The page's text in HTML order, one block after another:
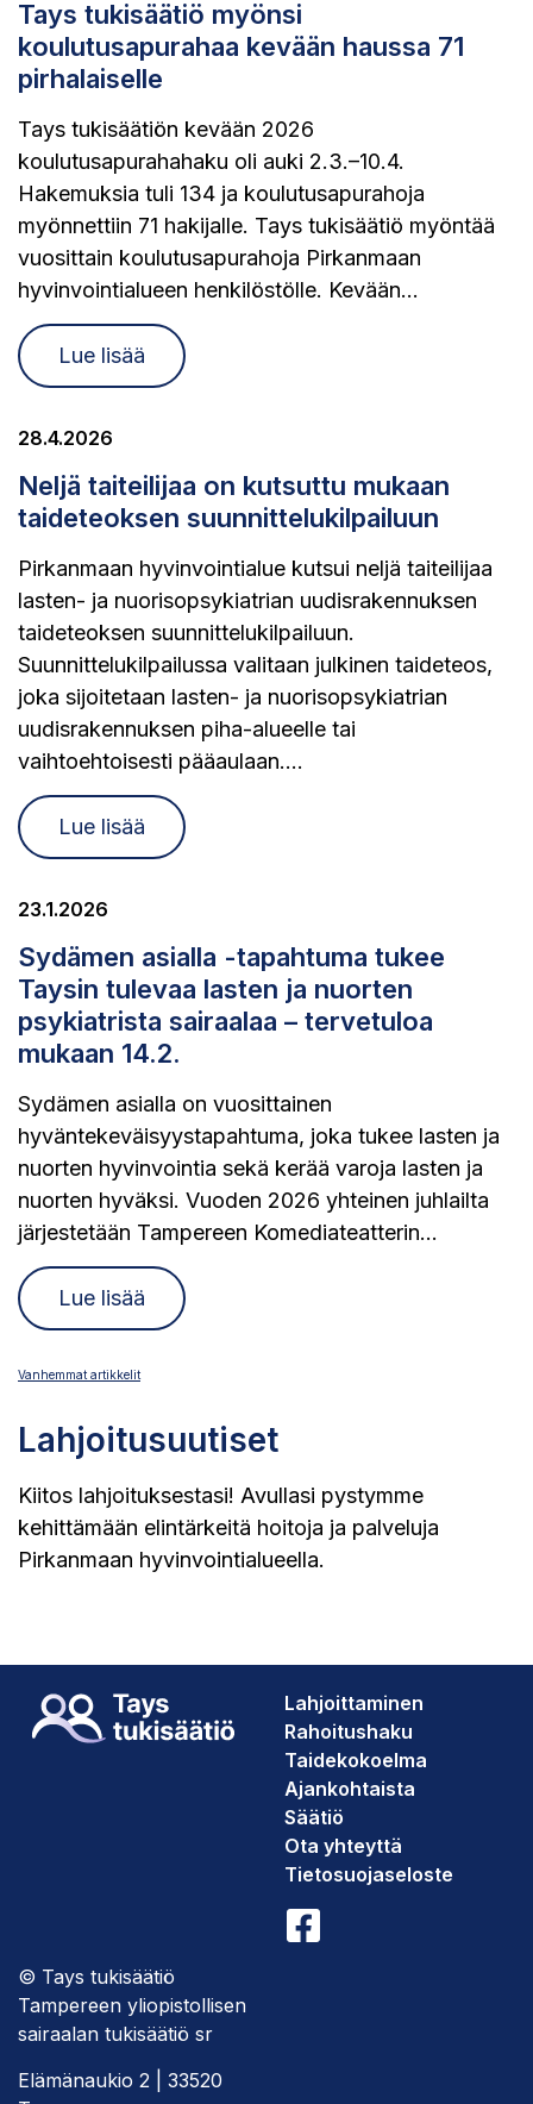
Tays tukisäätiö myönsi
koulutusapurahaa kevään haussa 71
pirhalaiselle
Tays tukisäätiön kevään 2026
koulutusapurahahaku oli auki 2.3.–10.4.
Hakemuksia tuli 134 ja koulutusapurahoja
myönnettiin 71 hakijalle. Tays tukisäätiö myöntää
vuosittain koulutusapurahoja Pirkanmaan
hyvinvointialueen henkilöstölle. Kevään...
Lue lisää
28.4.2026
Neljä taiteilijaa on kutsuttu mukaan
taideteoksen suunnittelukilpailuun
Pirkanmaan hyvinvointialue kutsui neljä taiteilijaa
lasten- ja nuorisopsykiatrian uudisrakennuksen
taideteoksen suunnittelukilpailuun.
Suunnittelukilpailussa valitaan julkinen taideteos,
joka sijoitetaan lasten- ja nuorisopsykiatrian
uudisrakennuksen piha-alueelle tai
vaihtoehtoisesti pääaulaan....
Lue lisää
23.1.2026
Sydämen asialla -tapahtuma tukee
Taysin tulevaa lasten ja nuorten
psykiatrista sairaalaa – tervetuloa
mukaan 14.2.
Sydämen asialla on vuosittainen
hyväntekeväisyystapahtuma, joka tukee lasten ja
nuorten hyvinvointia sekä kerää varoja lasten ja
nuorten hyväksi. Vuoden 2026 yhteinen juhlailta
järjestetään Tampereen Komediateatterin...
Lue lisää
Artikkelien
selaus
Vanhemmat artikkelit
Lahjoitusuutiset
Kiitos lahjoituksestasi! Avullasi pystymme
kehittämään elintärkeitä hoitoja ja palveluja
Pirkanmaan hyvinvointialueella.
Lahjoittaminen
Rahoitushaku
Taidekokoelma
Ajankohtaista
Säätiö
Ota yhteyttä
Tietosuojaseloste
© Tays tukisäätiö
Tampereen yliopistollisen
sairaalan tukisäätiö sr
Elämänaukio 2 | 33520